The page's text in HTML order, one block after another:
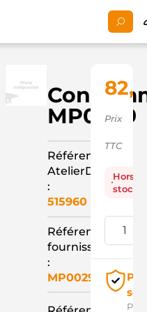
MP0029
Référence
AtelierD
:
515960
Référence
fournisseur
:
MP0029
Prix
TTC
Hors
stock